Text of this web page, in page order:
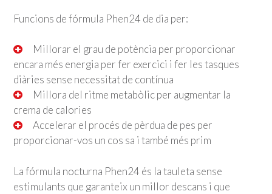
Funcions de fórmula Phen24 de dia per:
Millorar el grau de potència per proporcionar
encara més energia per fer exercici i fer les tasques
diàries sense necessitat de contínua
Millora del ritme metabòlic per augmentar la
crema de calories
Accelerar el procés de pèrdua de pes per
proporcionar-vos un cos sa i també més prim
La fórmula nocturna Phen24 és la tauleta sense
estimulants que garanteix un millor descans i que